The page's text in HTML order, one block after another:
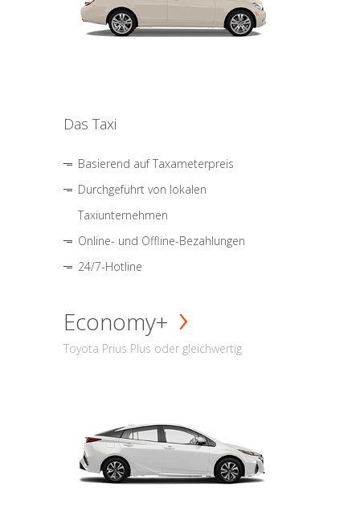
Das Taxi
Basierend auf Taxameterpreis
Durchgeführt von lokalen
Taxiunternehmen
Online- und Offline-Bezahlungen
24/7-Hotline
Economy+
Toyota Prius Plus oder gleichwertig